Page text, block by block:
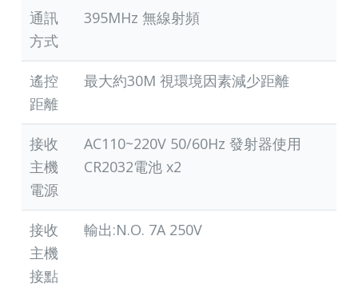
通訊
方式
395MHz 無線射頻
遙控
距離
最大約30M 視環境因素減少距離
接收
主機
電源
AC110~220V 50/60Hz 發射器使用
CR2032電池 x2
接收
主機
接點
輸出:N.O. 7A 250V